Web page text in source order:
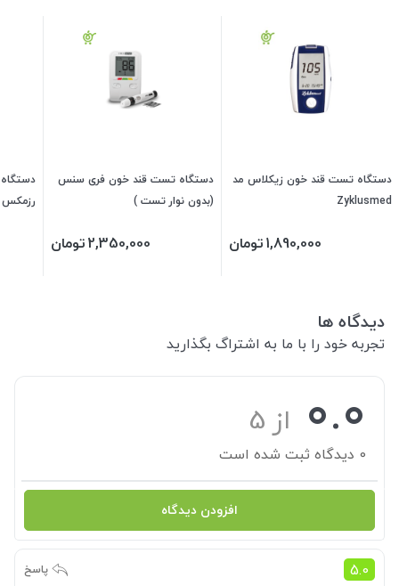
دستگاه تست قند خون زیکلاس مد
Zyklusmed
1,890,000تومان
دستگاه تست قند خون فری سنس
(بدون نوار تست )
2,350,000تومان
دیدگاه ها
تجربه خود را با ما به اشتراگ بگذارید
0.0 از 5
0 دیدگاه ثبت شده است
افزودن دیدگاه
5.0 پاسخ